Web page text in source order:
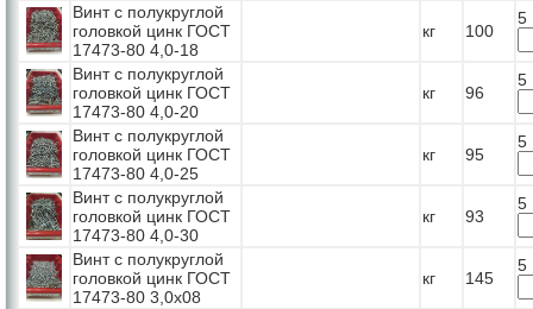
Винт с полукруглой
головкой цинк ГОСТ
17473-80 4,0-18
кг 100
5
Винт с полукруглой
головкой цинк ГОСТ
17473-80 4,0-20
кг 96
5
Винт с полукруглой
головкой цинк ГОСТ
17473-80 4,0-25
кг 95
5
Винт с полукруглой
головкой цинк ГОСТ
17473-80 4,0-30
кг 93
5
Винт с полукруглой
головкой цинк ГОСТ
17473-80 3,0х08
кг 145
5